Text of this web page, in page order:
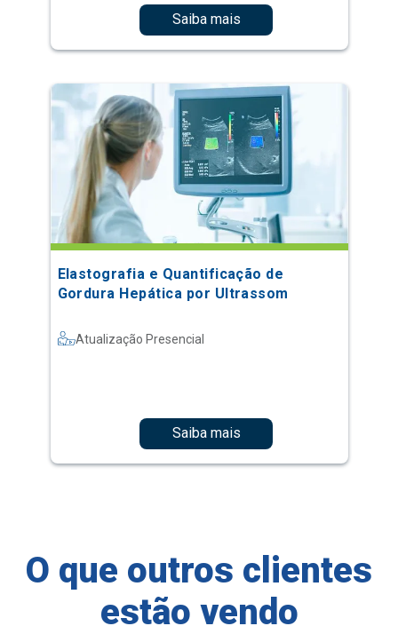
Saiba mais
Elastografia e Quantificação de
Gordura Hepática por Ultrassom
Atualização Presencial
Saiba mais
O que outros clientes
estão vendo